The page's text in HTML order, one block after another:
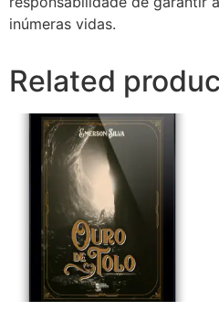
inúmeras vidas.
Related